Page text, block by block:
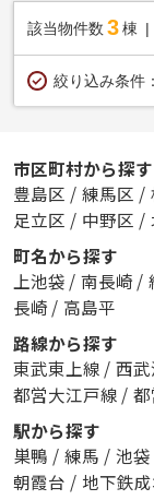
該当物件数 3棟
絞り込み条件：
市区町村から探す
豊島区 / 練馬区 /
足立区 / 中野区 /
町名から探す
上池袋 / 南長崎 /
長崎 / 高島平
路線から探す
東武東上線 / 西
都営大江戸線 /
駅から探す
巣鴨 / 練馬 / 池袋
朝霞台 / 地下鉄